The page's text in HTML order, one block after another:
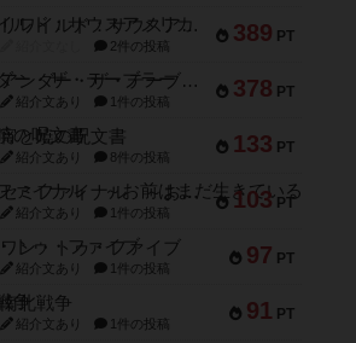
389 PT
リワイルド：サウスアメリカ
2件の投稿
378 PT
アンダー・ザ・テーブラー
紹介文あり 1件の投稿
133 PT
宵と暁の呪文書
紹介文あり 8件の投稿
103 PT
セミファイナル ～お前はまだ生きている～
紹介文あり 1件の投稿
97 PT
ワン・トゥ・ファイブ
紹介文あり 1件の投稿
91 PT
南北戦争
紹介文あり 1件の投稿